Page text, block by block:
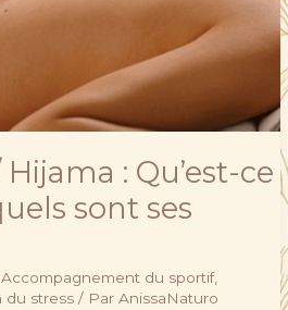
: Qu’est-ce
sont ses
Accompagnement du sportif,
du stress / ParAnissaNaturo